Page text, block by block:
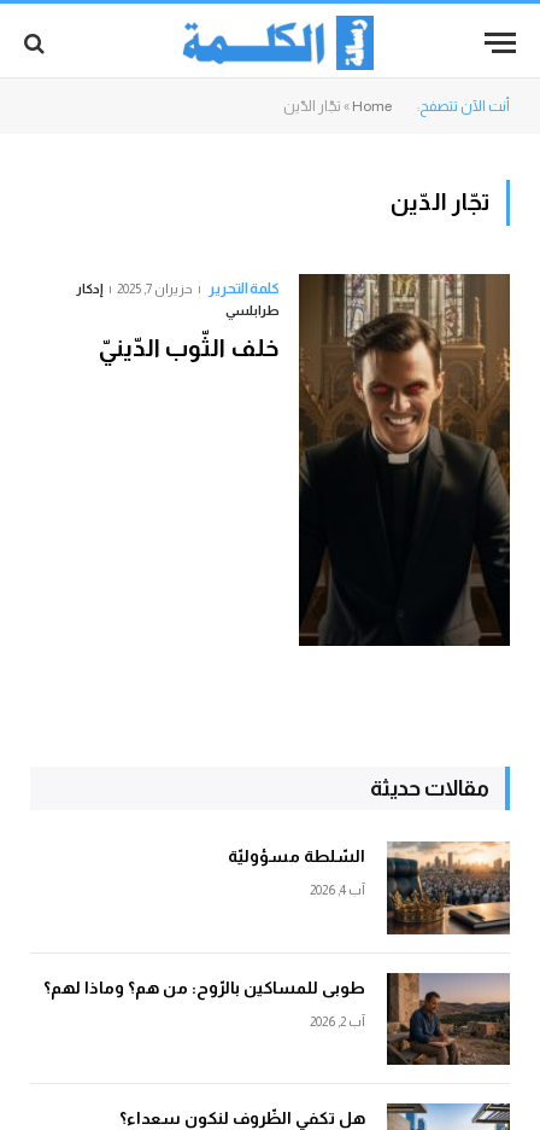
أنت الآن تتصفح: Home
» تجّار الدّين
تجّار الدّين
كلمة التحرير حزيران 7, 2025
إدكار
طرابلسي
خلف الثّوب الدّينيّ
مقالات حديثة
السّلطة مسؤوليّة
آب 4, 2026
طوبى للمساكين بالرّوح: من هم؟ وماذا لهم؟
آب 2, 2026
هل تكفي الظّروف لنكون سعداء؟